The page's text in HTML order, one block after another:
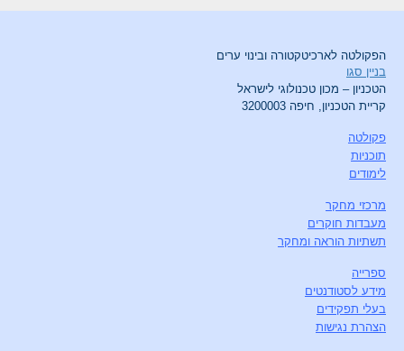
הפקולטה לארכיטקטורה ובינוי ערים
בניין סגו
הטכניון – מכון טכנולוגי לישראל
קריית הטכניון, חיפה 3200003
פקולטה
תוכניות
לימודים
מרכזי מחקר
מעבדות חוקרים
תשתיות הוראה ומחקר
ספרייה
מידע לסטודנטים
בעלי תפקידים
הצהרת נגישות